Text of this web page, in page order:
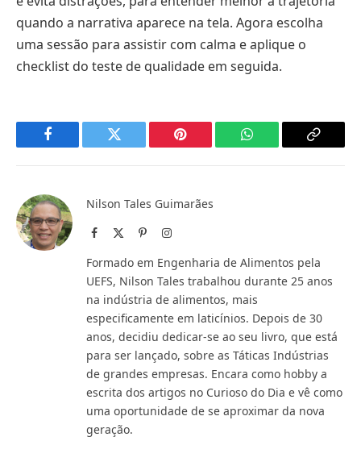
quando a narrativa aparece na tela. Agora escolha
uma sessão para assistir com calma e aplique o
checklist do teste de qualidade em seguida.
Facebook Twitter Pinterest WhatsApp Copy
Nilson Tales Guimarães
Facebook PinterestInstagram
Formado em Engenharia de Alimentos pela
UEFS, Nilson Tales trabalhou durante 25 anos
na indústria de alimentos, mais
especificamente em laticínios. Depois de 30
anos, decidiu dedicar-se ao seu livro, que está
para ser lançado, sobre as Táticas Indústrias
de grandes empresas. Encara como hobby a
escrita dos artigos no Curioso do Dia e vê como
uma oportunidade de se aproximar da nova
geração.